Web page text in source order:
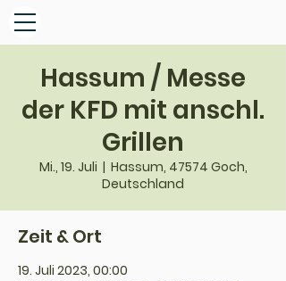
Hassum / Messe
der KFD mit anschl.
Grillen
Mi., 19. Juli
  |
Hassum, 47574 Goch,
Deutschland
Zeit & Ort
19. Juli 2023, 00:00